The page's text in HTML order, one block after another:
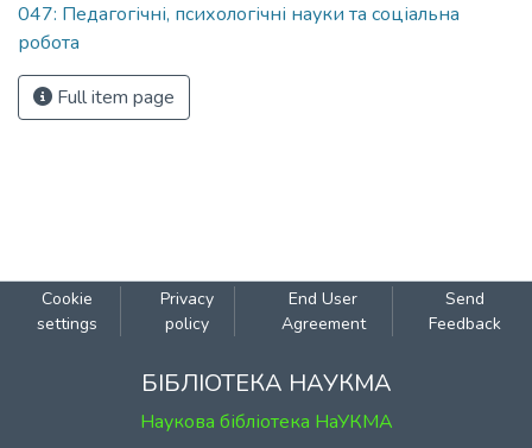
047: Педагогічні, психологічні науки та соціальна
робота
Full item page
Cookie
settings
Privacy
policy
End User
Agreement
Send
Feedback
БІБЛІОТЕКА НАУКМА
Наукова бібліотека НаУКМА